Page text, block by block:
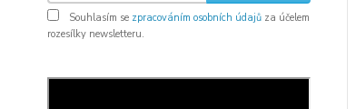
Souhlasím se zpracováním osobních údajů za účelem
rozesílky newsletteru.